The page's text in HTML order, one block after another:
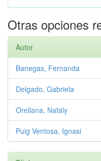
Otras opciones
Autor
Banegas, Fernanda
Delgado, Gabriela
Orellana, Nataly
Puig Ventosa, Ignasi